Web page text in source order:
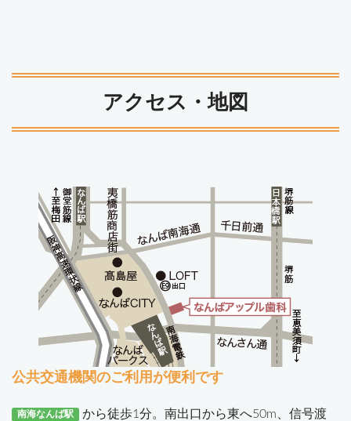
アクセス・地図
公共交通機関のご利用が便利です
南海なんば駅
から徒歩1分。南出口から東へ50m、信号渡